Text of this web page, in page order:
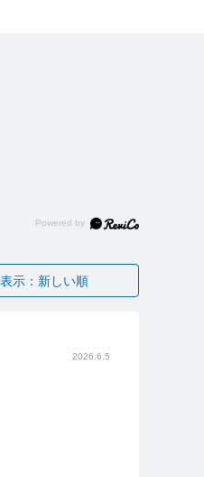
表示：新しい順
2026.6.5